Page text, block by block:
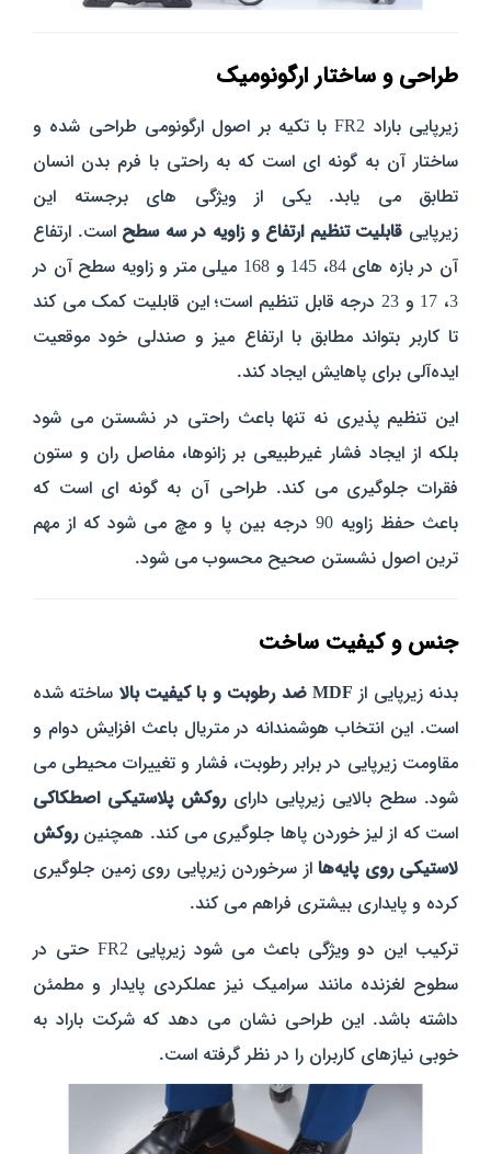
طراحی و ساختار ارگونومیک
زیرپایی باراد FR2 با تکیه بر اصول ارگونومی طراحی شده و
ساختار آن به‌ گونه‌ ای است که به راحتی با فرم بدن انسان
تطابق می‌ یابد. یکی از ویژگی‌ های برجسته این
زیرپایی قابلیت تنظیم ارتفاع و زاویه در سه سطح است. ارتفاع
آن در بازه‌ های 84، 145 و 168 میلی‌ متر و زاویه سطح آن در
3، 17 و 23 درجه قابل تنظیم است؛ این قابلیت کمک می‌ کند
تا کاربر بتواند مطابق با ارتفاع میز و صندلی خود موقعیت
ایده‌آلی برای پاهایش ایجاد کند.
این تنظیم‌ پذیری نه‌ تنها باعث راحتی در نشستن می‌ شود
بلکه از ایجاد فشار غیرطبیعی بر زانوها، مفاصل ران و ستون
فقرات جلوگیری می‌ کند. طراحی آن به‌ گونه‌ ای است که
باعث حفظ زاویه 90 درجه بین پا و مچ می‌ شود که از مهم‌
ترین اصول نشستن صحیح محسوب می‌ شود.
جنس و کیفیت ساخت
بدنه زیرپایی از MDF ضد رطوبت و با کیفیت بالا
ساخته شده
است. این انتخاب هوشمندانه در متریال باعث افزایش دوام و
مقاومت زیرپایی در برابر رطوبت، فشار و تغییرات محیطی می‌
شود. سطح بالایی زیرپایی دارایروکش پلاستیکی اصطکاکی
است که از لیز خوردن پاها جلوگیری می‌ کند. همچنینروکش
لاستیکی روی پایه‌ها از سرخوردن زیرپایی روی زمین جلوگیری
کرده و پایداری بیشتری فراهم می‌ کند.
ترکیب این دو ویژگی باعث می‌ شود زیرپایی FR2 حتی در
سطوح لغزنده مانند سرامیک نیز عملکردی پایدار و مطمئن
داشته باشد. این طراحی نشان می‌ دهد که شرکت باراد به‌
خوبی نیازهای کاربران را در نظر گرفته است.